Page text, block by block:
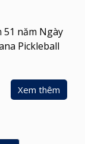
năm Ngày
Pickleball
Xem thêm